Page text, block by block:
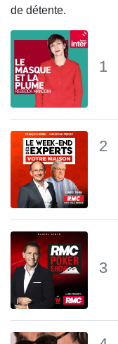
de détente.
1
2
3